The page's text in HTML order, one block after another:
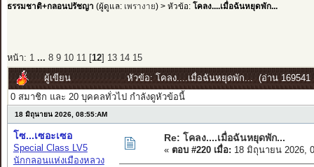
ธรรมชาติ+กลอนปรัชญา (ผู้ดูแล: เพรางาย) > หัวข้อ: โคลง....เมื่อฉันหยุดพัก...
หน้า: 1 ... 8 9 10 11[ 12] 13 14 15
ผู้เขียน
หัวข้อ: โคลง....เมื่อฉันหยุดพัก... (อ่าน 169541
0 สมาชิก และ 20 บุคคลทั่วไป กำลังดูหัวข้อนี้
18 มิถุนายน 2026, 08:55:AM
โซ...เซอะเซอ
Special Class LV5
นักกลอนแห่งเมืองหลวง
Re: โคลง....เมื่อฉันหยุดพัก...
« ตอบ #220 เมื่อ: 18 มิถุนายน 2026,